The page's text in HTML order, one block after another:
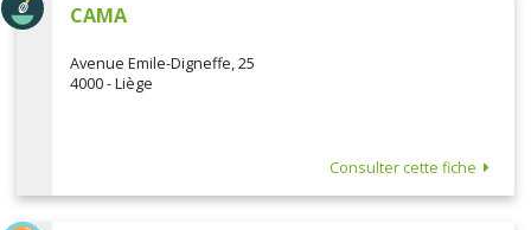
CAMA
Avenue Emile-Digneffe, 25
4000 - Liège
Consulter cette fiche